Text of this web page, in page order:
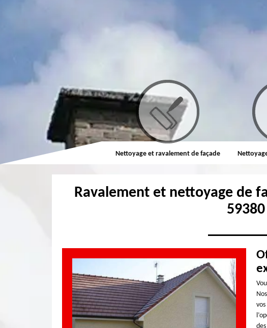
Couvreur Nettoyage et ravalement de façade
Ravalement et nettoyage de
59380